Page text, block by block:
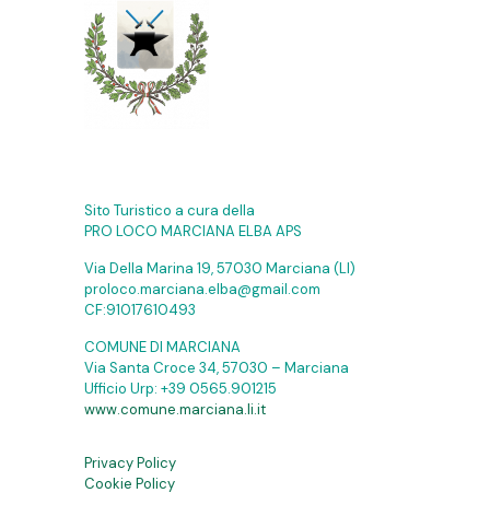
Sito Turistico a cura della
PRO LOCO MARCIANA ELBA APS
Via Della Marina 19, 57030 Marciana (LI)
proloco.marciana.elba@gmail.com
CF:91017610493
COMUNE DI MARCIANA
Via Santa Croce 34, 57030 – Marciana
Ufficio Urp: +39 0565.901215
www.comune.marciana.li.it
Privacy Policy
Cookie Policy